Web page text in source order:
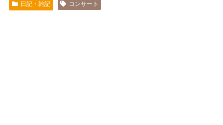
日記・雑記 コンサート